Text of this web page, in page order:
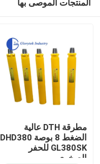
بيت
المنتجات الموصى بها
مطرقة DTH عالية
الضغط 8 بوصة DHD380
GL380SK للحفر
الصخري